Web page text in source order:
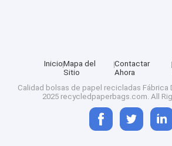
InicioMapa del
Sitio
Contactar
Ahora
Calidad bolsas de papel recicladas Fábrica
2025 recycledpaperbags.com. All